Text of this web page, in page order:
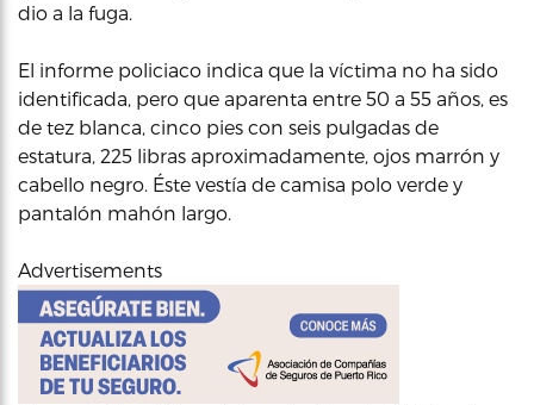
dio a la fuga.
El informe policiaco indica que la víctima no ha sido
identificada, pero que aparenta entre 50 a 55 años, es
de tez blanca, cinco pies con seis pulgadas de
estatura, 225 libras aproximadamente, ojos marrón y
cabello negro. Éste vestía de camisa polo verde y
pantalón mahón largo.
Advertisements